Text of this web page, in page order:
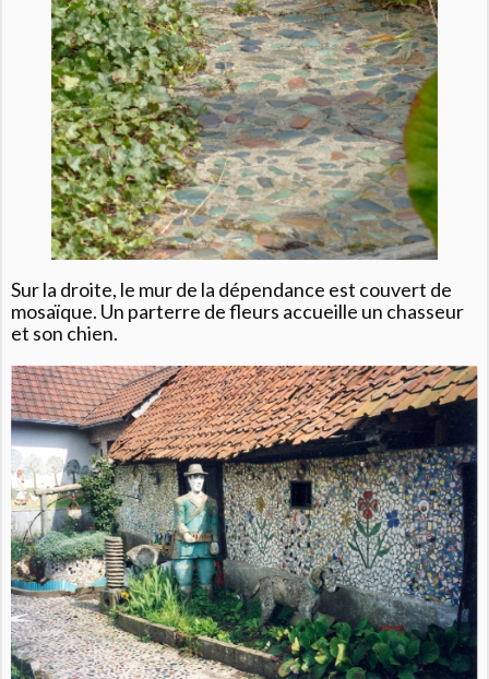
Sur la droite, le mur de la dépendance est couvert de
mosaïque. Un parterre de fleurs accueille un chasseur
et son chien.